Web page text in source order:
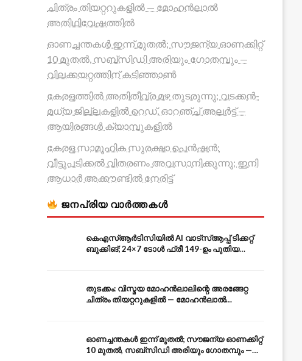
ചിത്രം തിയറ്ററുകളിൽ — മോഹൻലാൽ
അതിഥിവേഷത്തിൽ
ഓണച്ചന്തകൾ ഇന്ന് മുതൽ; സൗജന്യ ഓണക്കിറ്റ്
10 മുതൽ, സബ്സിഡി അരിയും ഗോതമ്പും —
വിലക്കയറ്റത്തിന് കടിഞ്ഞാൺ
കേരളത്തിൽ അതിതീവ്ര മഴ തുടരുന്നു; വടക്കൻ-
മധ്യ ജില്ലകളിൽ റെഡ്, ഓറഞ്ച് അലർട്ട് —
ആയിരങ്ങൾ ക്യാമ്പുകളിൽ
കേരള സാമൂഹിക സുരക്ഷാ പെൻഷൻ:
വീട്ടുപടിക്കൽ വിതരണം അവസാനിക്കുന്നു; ഇനി
ആധാർ അക്കൗണ്ടിൽ നേരിട്ട്
ജനപ്രിയ വാർത്തകൾ
കെഎസ്ആർടിസിയിൽ AI വാട്സ്ആപ്പ് ടിക്കറ്റ്
ബുക്കിങ്; 24×7 ടോൾ ഫ്രീ 149-ഉം പുതിയ
തുടക്കം: വിസ്മയ മോഹൻലാലിന്റെ അരങ്ങേറ്റ
ചിത്രം തിയറ്ററുകളിൽ — മോഹൻലാൽ
ഓണച്ചന്തകൾ ഇന്ന് മുതൽ; സൗജന്യ ഓണക്കിറ്റ്
10 മുതൽ, സബ്സിഡി അരിയും ഗോതമ്പും —